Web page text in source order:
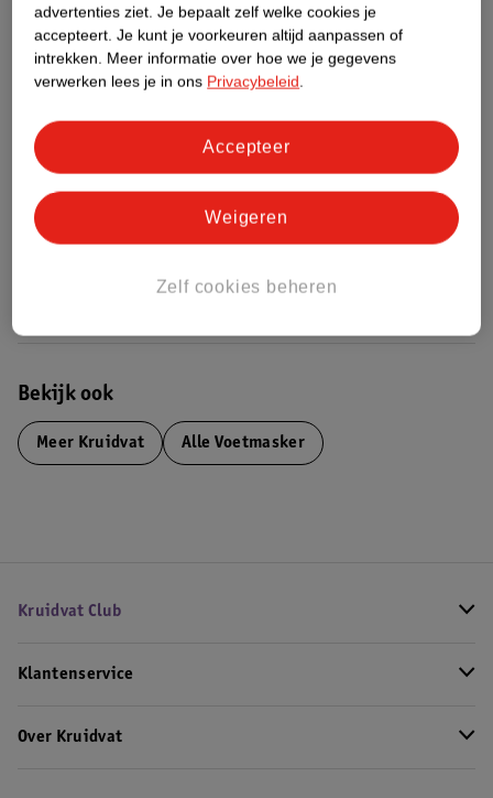
Productinformatie
Etiketinformatie
Nature Impact Score
Dit product heeft (nog) geen Nature
Meer informatie
Bekijk ook
Meer Kruidvat Alle Voetmasker
Kruidvat Club
Klantenservice
Over Kruidvat
advertenties ziet. Je bepaalt zelf welke cookies je
accepteert. Je kunt je voorkeuren altijd aanpassen of
intrekken. Meer informatie over hoe we je gegevens
verwerken lees je in ons Privacybeleid.
Zelf cookies beheren
Weigeren
Accepteer